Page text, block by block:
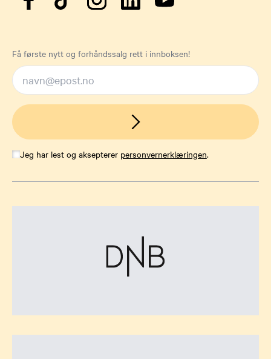
Få første nytt og forhåndssalg rett i innboksen!
Jeg har lest og aksepterer personvernerklæringen.